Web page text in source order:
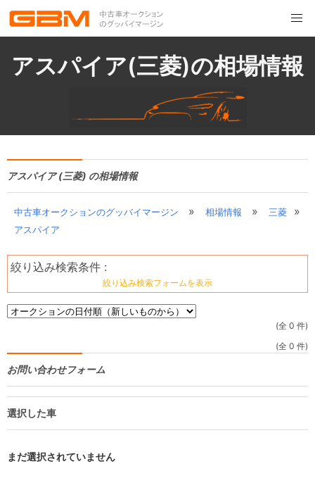
アスパイア(三菱)の相場情報
アスパイア (三菱) の相場情報
中古車オークションのグッバイマージン » 相場情報 » 三菱 »
アスパイア
絞り込み検索条件 :
絞り込み検索フォームを表示
(全 0 件)
(全 0 件)
お問い合わせフォーム
選択した車
まだ選択されていません